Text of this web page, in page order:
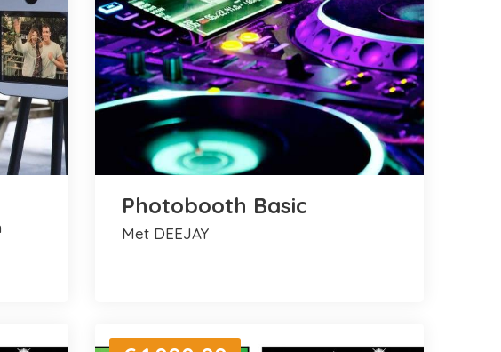
Photobooth Basic
met DEEJAY